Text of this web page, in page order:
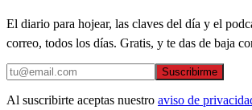
El diario para hojear, las claves del día y el
correo, todos los días. Gratis, y te das de baja
Suscribirme
Al suscribirte aceptas nuestro aviso de